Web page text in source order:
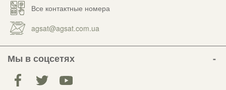
Все контактные номера
agsat@agsat.com.ua
Мы в соцсетях